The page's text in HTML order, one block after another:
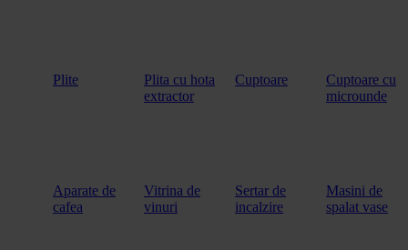
Plite
Plita cu hota
extractor
Cuptoare
Cuptoare cu
microunde
Aparate de
cafea
Vitrina de
vinuri
Sertar de
incalzire
Masini de
spalat vase